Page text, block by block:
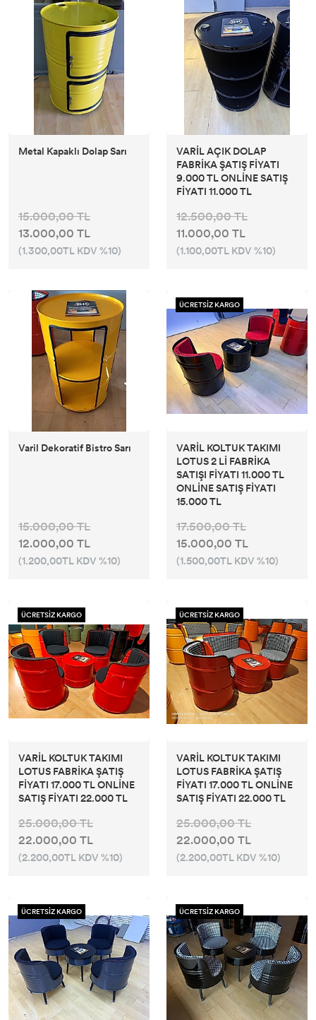
Metal Kapaklı Dolap Sarı
15.000,00 TL
13.000,00 TL
(1.300,00TL KDV %10)
VARİL AÇIK DOLAP
FABRİKA ŞATIŞ FİYATI
9.000 TL ONLİNE SATIŞ
FİYATI 11.000 TL
12.500,00 TL
11.000,00 TL
(1.100,00TL KDV %10)
Varil Dekoratif Bistro Sarı
15.000,00 TL
12.000,00 TL
(1.200,00TL KDV %10)
ÜCRETSİZ KARGO
VARİL KOLTUK TAKIMI
LOTUS 2 Lİ FABRİKA
SATIŞI FİYATI 11.000 TL
ONLİNE SATIŞ FİYATI
15.000 TL
17.500,00 TL
15.000,00 TL
(1.500,00TL KDV %10)
ÜCRETSİZ KARGO
VARİL KOLTUK TAKIMI
LOTUS FABRİKA ŞATIŞ
FİYATI 17.000 TL ONLİNE
SATIŞ FİYATI 22.000 TL
25.000,00 TL
22.000,00 TL
(2.200,00TL KDV %10)
ÜCRETSİZ KARGO
VARİL KOLTUK TAKIMI
LOTUS FABRİKA ŞATIŞ
FİYATI 17.000 TL ONLİNE
SATIŞ FİYATI 22.000 TL
25.000,00 TL
22.000,00 TL
(2.200,00TL KDV %10)
ÜCRETSİZ KARGO ÜCRETSİZ KARGO